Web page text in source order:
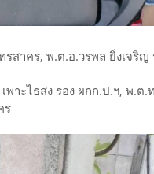
สาคร, พ.ต.อ.วรพล ยิ่งเจริญ
าะไธสง รอง ผกก.ป.ฯ, พ.ต
ร